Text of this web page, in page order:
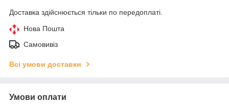
Доставка здійснюється тільки по передоплаті.
Нова Пошта
Самовивіз
Всі умови доставки
Умови оплати